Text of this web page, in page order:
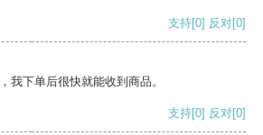
支持[0] 反对[0]
我下单后很快就能收到商品。
支持[0] 反对[0]